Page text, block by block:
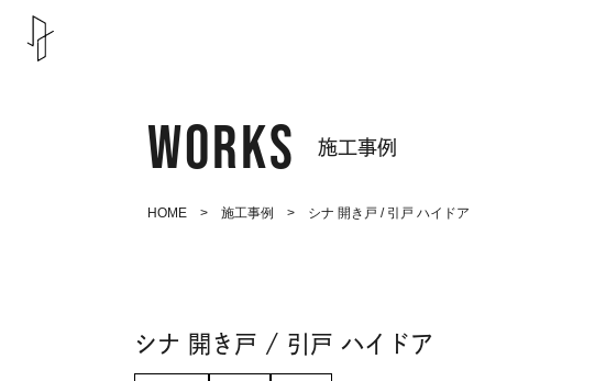
WORKS 施工事例
HOME >施工事例 > シナ 開き戸 / 引戸 ハイドア
シナ 開き戸 / 引戸 ハイドア